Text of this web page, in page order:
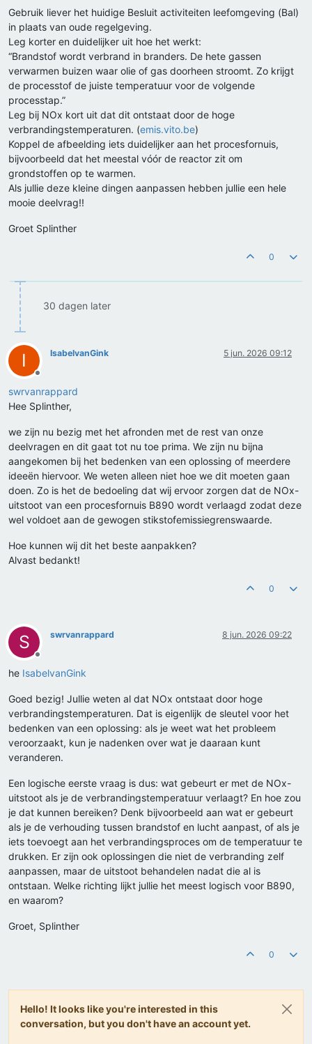
Gebruik liever het huidige Besluit activiteiten leefomgeving (Bal)
in plaats van oude regelgeving.
Leg korter en duidelijker uit hoe het werkt:
“Brandstof wordt verbrand in branders. De hete gassen
verwarmen buizen waar olie of gas doorheen stroomt. Zo krijgt
de processtof de juiste temperatuur voor de volgende
processtap.”
Leg bij NOx kort uit dat dit ontstaat door de hoge
verbrandingstemperaturen. (emis.vito.be)
Koppel de afbeelding iets duidelijker aan het procesfornuis,
bijvoorbeeld dat het meestal vóór de reactor zit om
grondstoffen op te warmen.
Als jullie deze kleine dingen aanpassen hebben jullie een hele
mooie deelvrag!!
Groet Splinther
0
30 dagen later
I
Offline
IsabelvanGink 5 jun. 2026 09:12
swrvanrappard
Hee Splinther,
we zijn nu bezig met het afronden met de rest van onze
deelvragen en dit gaat tot nu toe prima. We zijn nu bijna
aangekomen bij het bedenken van een oplossing of meerdere
ideeën hiervoor. We weten alleen niet hoe we dit moeten gaan
doen. Zo is het de bedoeling dat wij ervoor zorgen dat de NOx-
uitstoot van een procesfornuis B890 wordt verlaagd zodat deze
wel voldoet aan de gewogen stikstofemissiegrenswaarde.
Hoe kunnen wij dit het beste aanpakken?
Alvast bedankt!
0
S
Offline
swrvanrappard 8 jun. 2026 09:22
he IsabelvanGink
Goed bezig! Jullie weten al dat NOx ontstaat door hoge
verbrandingstemperaturen. Dat is eigenlijk de sleutel voor het
bedenken van een oplossing: als je weet wat het probleem
veroorzaakt, kun je nadenken over wat je daaraan kunt
veranderen.
Een logische eerste vraag is dus: wat gebeurt er met de NOx-
uitstoot als je de verbrandingstemperatuur verlaagt? En hoe zou
je dat kunnen bereiken? Denk bijvoorbeeld aan wat er gebeurt
als je de verhouding tussen brandstof en lucht aanpast, of als je
iets toevoegt aan het verbrandingsproces om de temperatuur te
drukken. Er zijn ook oplossingen die niet de verbranding zelf
aanpassen, maar de uitstoot behandelen nadat die al is
ontstaan. Welke richting lijkt jullie het meest logisch voor B890,
en waarom?
Groet, Splinther
0
Hello! It looks like you're interested in this
conversation, but you don't have an account yet.